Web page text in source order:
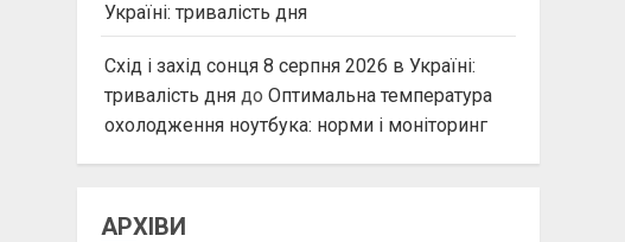
Україні: тривалість дня
Схід і захід сонця 8 серпня 2026 в Україні:
тривалість днядо Оптимальна температура
охолодження ноутбука: норми і моніторинг
АРХІВИ